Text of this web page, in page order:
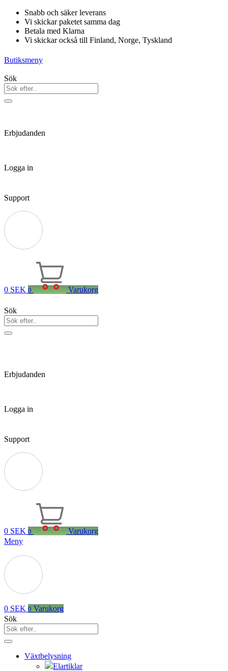
Hoppa
innehåll
Snabb och säker leverans
Vi skickar paketet samma dag
Betala med Klarna
Vi skickar också till Finland, Norge, Tyskland
Butiksmeny
Sök
Erbjudanden
Logga in
Support
0 SEK 0 Varukorg
Sök
Erbjudanden
Logga in
Support
0 SEK 0
Varukorg
Meny
0 SEK 0 Varukorg
Sök
Växtbelysning
Elartiklar